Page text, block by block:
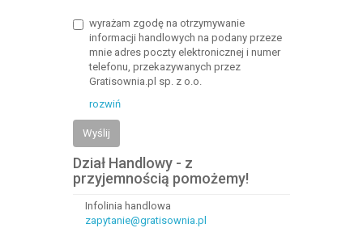
wyrażam zgodę na otrzymywanie
informacji handlowych na podany przeze
mnie adres poczty elektronicznej i numer
telefonu, przekazywanych przez
Gratisownia.pl sp. z o.o.
rozwiń
Wyślij
Dział Handlowy - z
przyjemnością pomożemy!
Infolinia handlowa
zapytanie@gratisownia.pl